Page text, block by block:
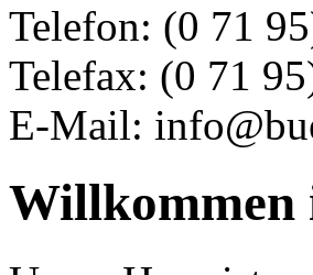
Telefon: (0 71
Telefax: (0 71
E-Mail:
Willkommen